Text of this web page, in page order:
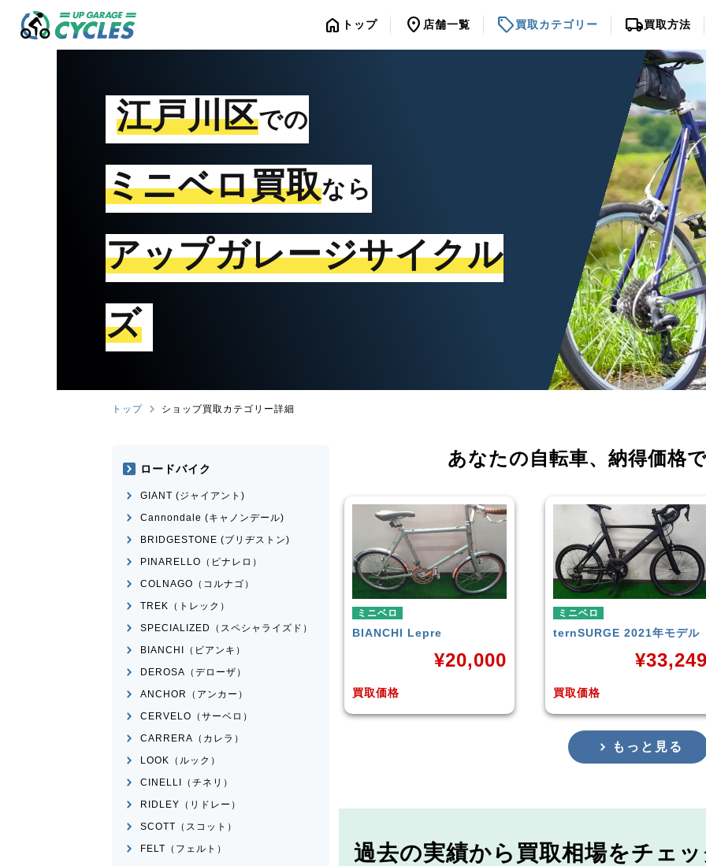
home トップ location_on 店舗一覧 sell買取カテゴリー local_shipping買取方法
江戸川区での
ミニベロ買取なら
アップガレージサイクル
ズ
トップ ショップ買取カテゴリー詳細
あなたの自転車、 納得価格
ミニベロ
BIANCHILepre
買取価格
¥
ミニベロ
ternSURGE 2021年モデル
買取価格
¥33,249
ミニベロ
TERNSURGE 2023年モデ
買取価格
¥
もっと見る
過去の実績から 買取相場をチェ
ロードバイク
GIANT (ジャイアント)
Cannondale (キャノンデール)
BRIDGESTONE (ブリヂストン)
PINARELLO（ピナレロ）
COLNAGO（コルナゴ）
TREK（トレック）
SPECIALIZED（スペシャライズド）
BIANCHI（ビアンキ）
DEROSA（デローザ）
ANCHOR（アンカー）
CERVELO（サーベロ）
CARRERA（カレラ）
LOOK（ルック）
CINELLI（チネリ）
RIDLEY（リドレー）
SCOTT（スコット）
FELT（フェルト）